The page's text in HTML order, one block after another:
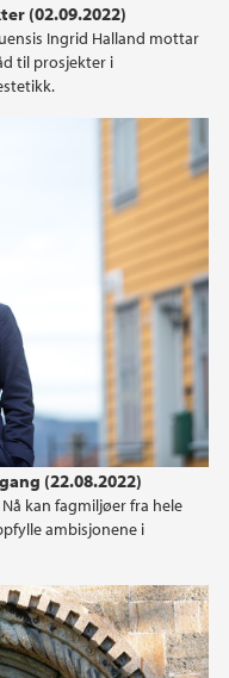
(02.09.2022)
Ingrid Halland mottar
til prosjekter i
(22.08.2022)
kan fagmiljøer fra hele
ambisjonene i